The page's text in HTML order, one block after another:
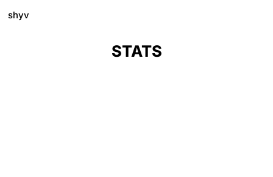
shyv
STATS